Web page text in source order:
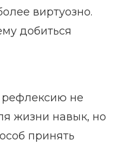
виртуозно.
добиться
не
жизни навык, но
принять